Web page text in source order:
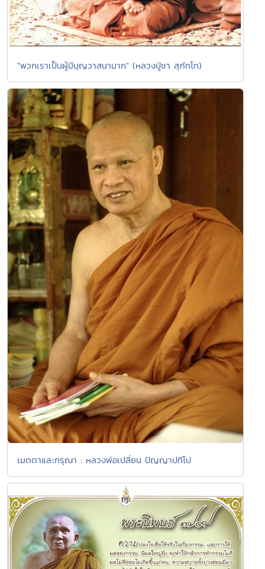
"พวกเราเป็นผู้มีบุญวาสนามาก" (หลวงปู่ชา สุภัทโท)
เมตตาและกรุณา : หลวงพ่อเปลี่ยน ปัญญาปทีโป